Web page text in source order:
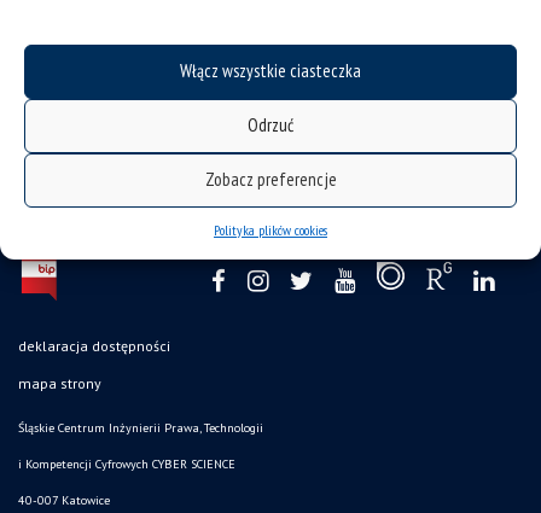
Włącz wszystkie ciasteczka
Odrzuć
Zobacz preferencje
Polityka plików cookies
wykłady
smart factory
deklaracja dostępności
mapa strony
Śląskie Centrum Inżynierii Prawa, Technologii
i Kompetencji Cyfrowych CYBER SCIENCE
40-007 Katowice